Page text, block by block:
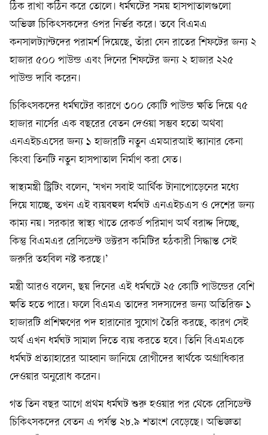
ঠিক রাখা কঠিন করে তোলে। ধর্মঘটের সময় হাসপাতালগুলো
অভিজ্ঞ চিকিৎসকদের ওপর নির্ভর করে। তবে বিএমএ
কনসালট্যান্টদের পরামর্শ দিয়েছে, তাঁরা যেন রাতের শিফটের জন্য ২
হাজার ৫০০ পাউন্ড এবং দিনের শিফটের জন্য ২ হাজার ২২৫
পাউন্ড দাবি করেন।
চিকিৎসকদের ধর্মঘটের কারণে ৩০০ কোটি পাউন্ড ক্ষতি দিয়ে ৭৫
হাজার নার্সের এক বছরের বেতন দেওয়া সম্ভব হতো অথবা
এনএইচএসের জন্য ১ হাজারটি নতুন এমআরআই স্ক্যানার কেনা
কিংবা তিনটি নতুন হাসপাতাল নির্মাণ করা যেত।
স্বাস্থ্যমন্ত্রী স্ট্রিটিং বলেন, ‘যখন সবাই আর্থিক টানাপোড়েনের মধ্যে
দিয়ে যাচ্ছে, তখন এই ব্যয়বহুল ধর্মঘট এনএইচএস ও দেশের জন্য
কাম্য নয়। সরকার স্বাস্থ্য খাতে রেকর্ড পরিমাণ অর্থ বরাদ্দ দিচ্ছে,
কিন্তু বিএমএর রেসিডেন্ট ডক্টরস কমিটির হঠকারী সিদ্ধান্ত সেই
জরুরি তহবিল নষ্ট করছে।’
মন্ত্রী আরও বলেন, ছয় দিনের এই ধর্মঘটে ২৫ কোটি পাউন্ডের বেশি
ক্ষতি হতে পারে। ফলে বিএমএ তাদের সদস্যদের জন্য অতিরিক্ত ১
হাজারটি প্রশিক্ষণের পদ হারানোর সুযোগ তৈরি করছে, কারণ সেই
অর্থ এখন ধর্মঘট সামাল দিতে ব্যয় করতে হবে। তিনি বিএমএকে
ধর্মঘট প্রত্যাহারের আহ্বান জানিয়ে রোগীদের স্বার্থকে অগ্রাধিকার
দেওয়ার অনুরোধ করেন।
গত তিন বছর আগে প্রথম ধর্মঘট শুরু হওয়ার পর থেকে রেসিডেন্ট
চিকিৎসকদের বেতন এ পর্যন্ত ২৮.৯ শতাংশ বেড়েছে। অভিজ্ঞতা